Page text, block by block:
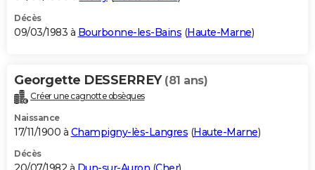
Décès
09/03/1983 à Bourbonne-les-Bains (Haute-Marne)
Georgette DESSERREY (81 ans)
Créer une cagnotte obsèques
Naissance
17/11/1900 à Champigny-lès-Langres (Haute-Marne)
Décès